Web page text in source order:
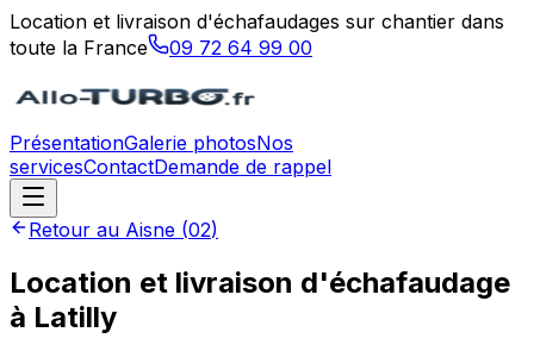
Location et livraison d'échafaudages sur chantier dans
toute la France
09 72 64 99 00
PrésentationGalerie photosNos
servicesContactDemande de rappel
Retour au Aisne (02)
Location et livraison d'échafaudage
à Latilly